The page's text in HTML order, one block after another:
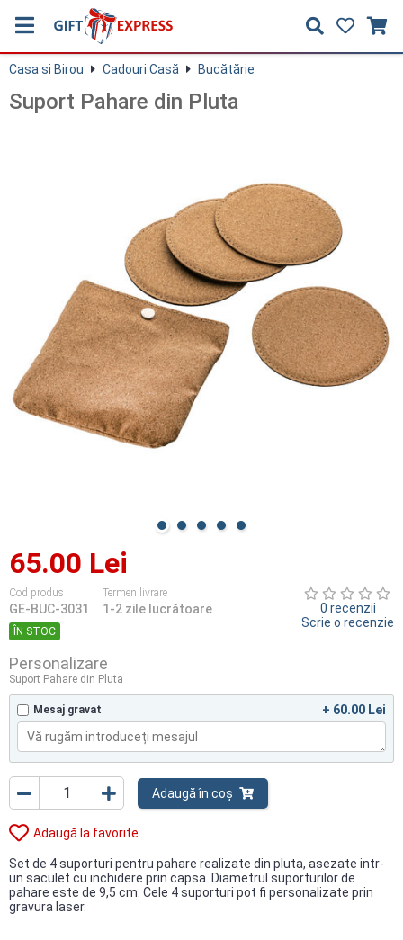
Casa si Birou Cadouri Casă Bucătărie
Suport Pahare din Pluta
65.00 Lei
Cod produs
GE-BUC-3031
Termen livrare
1-2 zile lucrătoare
ÎN STOC
0 recenzii
Scrie o recenzie
Personalizare
Suport Pahare din Pluta
Mesaj gravat + 60.00 Lei
Adaugă în coș
Adaugă la favorite
Set de 4 suporturi pentru pahare realizate din pluta, asezate intr-
un saculet cu inchidere prin capsa. Diametrul suporturilor de
pahare este de 9,5 cm. Cele 4 suporturi pot fi personalizate prin
gravura laser.